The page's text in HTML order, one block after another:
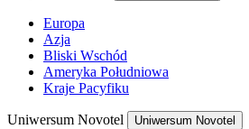
Europa
Azja
Bliski Wschód
Ameryka Południowa
Kraje Pacyfiku
Uniwersum Novotel Uniwersum Novotel